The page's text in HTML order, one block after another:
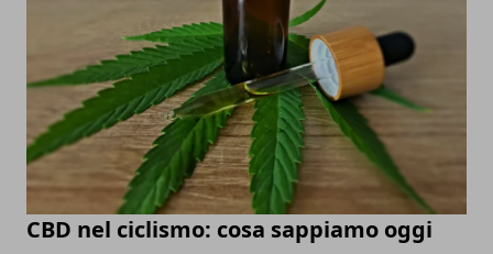
CBD nel ciclismo: cosa sappiamo oggi